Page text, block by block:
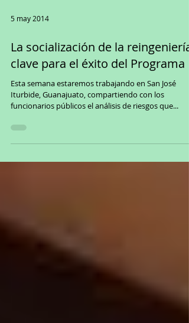
5 may 2014
La socialización de la reingeniería,
clave para el éxito del Programa
Esta semana estaremos trabajando en San José
Iturbide, Guanajuato, compartiendo con los
funcionarios públicos el análisis de riesgos que...